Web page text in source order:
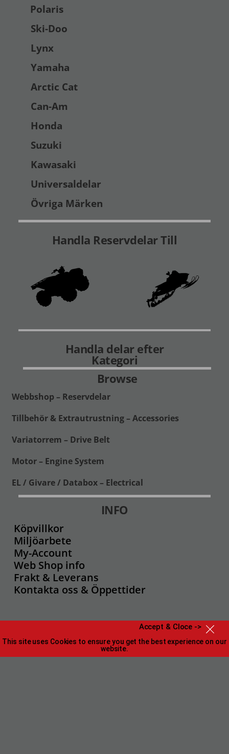
Polaris
Ski-Doo
Lynx
Yamaha
Arctic Cat
Can-Am
Honda
Suzuki
Kawasaki
Universaldelar
Övriga Märken
Handla Reservdelar Till
Handla delar efter
Kategori
Browse
Webbshop – Reservdelar
Tillbehör & Extrautrustning – Accessories
Variatorrem – Drive Belt
Motor – Engine System
EL / Givare / Databox – Electrical
INFO
Köpvillkor
Miljöarbete
My-Account
Web Shop info
Frakt & Leverans
Kontakta oss & Öppettider
This site uses Cookies to ensure you get the best experience on our
website.
Accept & Cloce ->